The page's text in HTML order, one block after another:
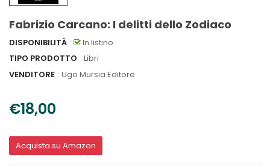
Fabrizio Carcano: I delitti dello Zodiaco
DISPONIBILITÀ :
In listino
TIPO PRODOTTO : Libri
VENDITORE : Ugo Mursia Editore
€18,00
Acquista su Amazon